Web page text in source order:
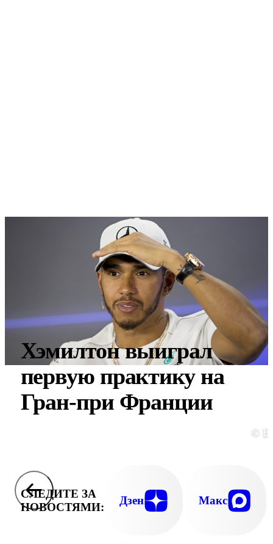
Хэмилтон выиграл
первую практику на
Гран-при Франции
©
СЛЕДИТЕ ЗА
НОВОСТЯМИ:
Дзен Макс